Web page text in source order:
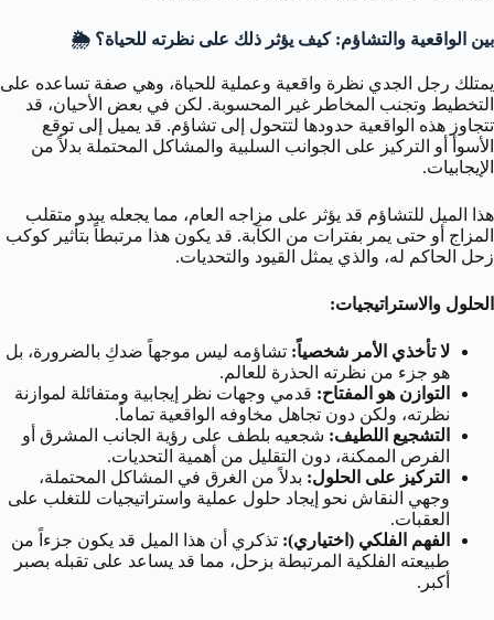
بين الواقعية والتشاؤم: كيف يؤثر ذلك على نظرته للحياة؟ 🌦️
يمتلك رجل الجدي نظرة واقعية وعملية للحياة، وهي صفة تساعده على
التخطيط وتجنب المخاطر غير المحسوبة. لكن في بعض الأحيان، قد
تتجاوز هذه الواقعية حدودها لتتحول إلى تشاؤم. قد يميل إلى توقع
الأسوأ أو التركيز على الجوانب السلبية والمشاكل المحتملة بدلاً من
الإيجابيات.
هذا الميل للتشاؤم قد يؤثر على مزاجه العام، مما يجعله يبدو متقلب
المزاج أو حتى يمر بفترات من الكآبة. قد يكون هذا مرتبطاً بتأثير كوكب
زحل الحاكم له، والذي يمثل القيود والتحديات.
الحلول والاستراتيجيات:
لا تأخذي الأمر شخصياً: تشاؤمه ليس موجهاً ضدكِ بالضرورة، بل
هو جزء من نظرته الحذرة للعالم.
التوازن هو المفتاح: قدمي وجهات نظر إيجابية ومتفائلة لموازنة
نظرته، ولكن دون تجاهل مخاوفه الواقعية تماماً.
التشجيع اللطيف: شجعيه بلطف على رؤية الجانب المشرق أو
الفرص الممكنة، دون التقليل من أهمية التحديات.
التركيز على الحلول: بدلاً من الغرق في المشاكل المحتملة،
وجهي النقاش نحو إيجاد حلول عملية واستراتيجيات للتغلب على
العقبات.
الفهم الفلكي (اختياري): تذكري أن هذا الميل قد يكون جزءاً من
طبيعته الفلكية المرتبطة بزحل، مما قد يساعد على تقبله بصبر
أكبر.